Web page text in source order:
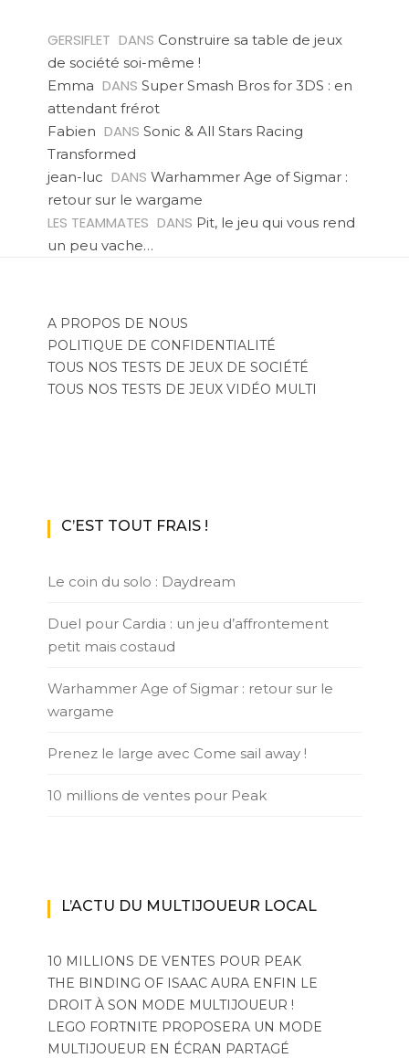
GERSIFLET DANS Construire sa table de jeux
de société soi-même !
Emma DANS Super Smash Bros for 3DS : en
attendant frérot
Fabien DANS Sonic & All Stars Racing
Transformed
jean-luc DANS Warhammer Age of Sigmar :
retour sur le wargame
LES TEAMMATES DANS Pit, le jeu qui vous rend
un peu vache…
A PROPOS DE NOUS
POLITIQUE DE CONFIDENTIALITÉ
TOUS NOS TESTS DE JEUX DE SOCIÉTÉ
TOUS NOS TESTS DE JEUX VIDÉO MULTI
C’EST TOUT FRAIS !
Le coin du solo : Daydream
Duel pour Cardia : un jeu d’affrontement
petit mais costaud
Warhammer Age of Sigmar : retour sur le
wargame
Prenez le large avec Come sail away !
10 millions de ventes pour Peak
L’ACTU DU MULTIJOUEUR LOCAL
10 MILLIONS DE VENTES POUR PEAK
THE BINDING OF ISAAC AURA ENFIN LE
DROIT À SON MODE MULTIJOUEUR !
LEGO FORTNITE PROPOSERA UN MODE
MULTIJOUEUR EN ÉCRAN PARTAGÉ